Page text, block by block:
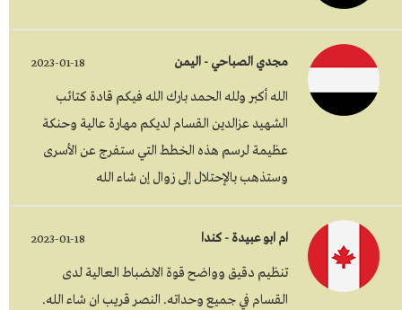
مجدي الصباحي - اليمن 2023-01-18
الله أكبر ولله الحمد بارك الله فيكم قادة كتائب
الشهيد عزالدين القسام لديكم مهارة عالية وحنكة
عظيمة لرسم هذه الخطط التي ستفرج عن الأسرى
وستذهب بالإحتلال إلى زوال إن شاء الله
ام ابو عبيدة - كندا 2023-01-18
تنظيم دقيق وواضح قوة الانضباط العالية لدى
القسام في جميع وحداته. النصر قريب ان شاء الله.